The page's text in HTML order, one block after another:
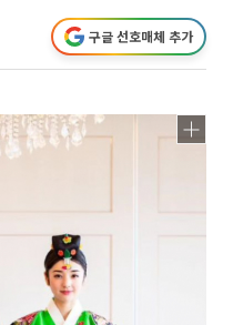
구글 선호매체 추가